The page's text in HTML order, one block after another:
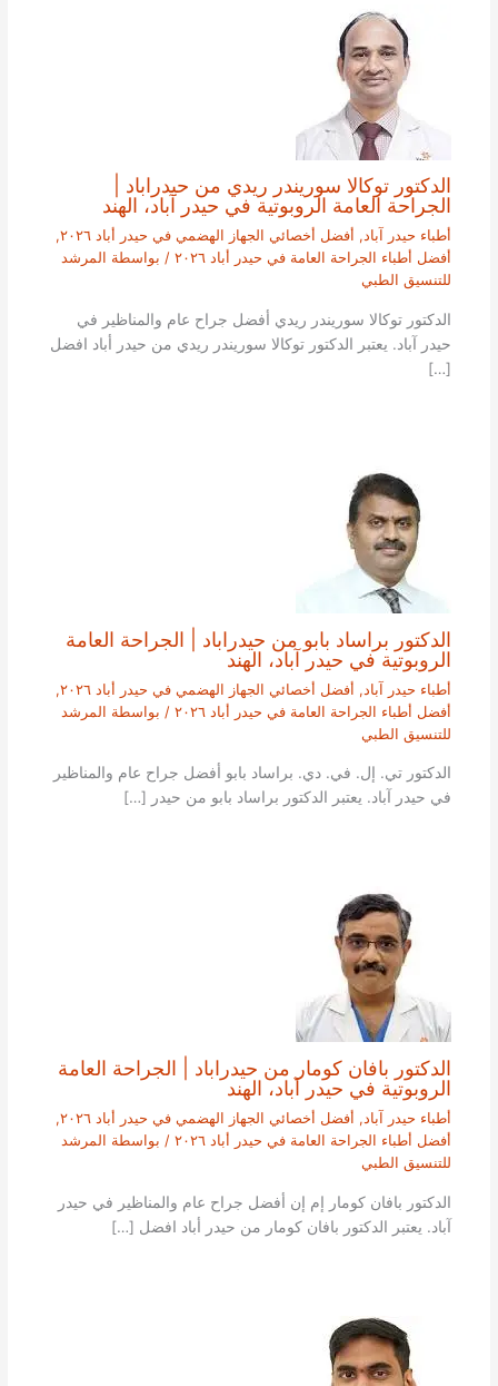
الدكتور توكالا سوريندر ريدي من حيدراباد |
الجراحة العامة الروبوتية في حيدر آباد، الهند
أطباء حيدر آباد, أفضل أخصائي الجهاز الهضمي في حيدر أباد ٢٠٢٦
,
أفضل أطباء الجراحة العامة في حيدر أباد ٢٠٢٦
/ بواسطة المرشد
للتنسيق الطبي
الدكتور توكالا سوريندر ريدي أفضل جراح عام والمناظير في
حيدر آباد. يعتبر الدكتور توكالا سوريندر ريدي من حيدر أباد افضل
[…]
الدكتور براساد بابو من حيدراباد | الجراحة العامة
الروبوتية في حيدر آباد، الهند
أطباء حيدر آباد , أفضل أخصائي الجهاز الهضمي في حيدر أباد ٢٠٢٦
,
أفضل أطباء الجراحة العامة في حيدر أباد ٢٠٢٦
/ بواسطة المرشد
للتنسيق الطبي
الدكتور تي. إل. في. دي. براساد بابو أفضل جراح عام والمناظير
في حيدر آباد. يعتبر الدكتور براساد بابو من حيدر […]
الدكتور بافان كومار من حيدراباد | الجراحة العامة
الروبوتية في حيدر آباد، الهند
أطباء حيدر آباد, أفضل أخصائي الجهاز الهضمي في حيدر أباد ٢٠٢٦
,
أفضل أطباء الجراحة العامة في حيدر أباد ٢٠٢٦
/ بواسطة المرشد
للتنسيق الطبي
الدكتور بافان كومار إم إن أفضل جراح عام والمناظير في حيدر
آباد. يعتبر الدكتور بافان كومار من حيدر أباد افضل […]